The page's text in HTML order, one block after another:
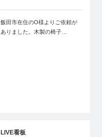
飯田市在住のO様よりご依頼が
ありました。木製の椅子…
LIVE看板